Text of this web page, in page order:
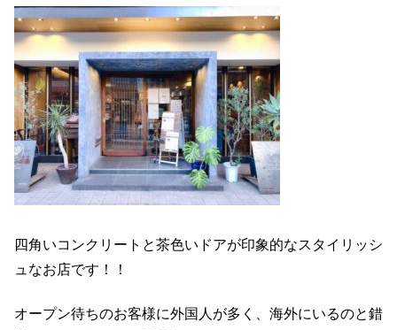
四角いコンクリートと茶色いドアが印象的なスタイリッシ
ュなお店です！！
オープン待ちのお客様に外国人が多く、海外にいるのと錯